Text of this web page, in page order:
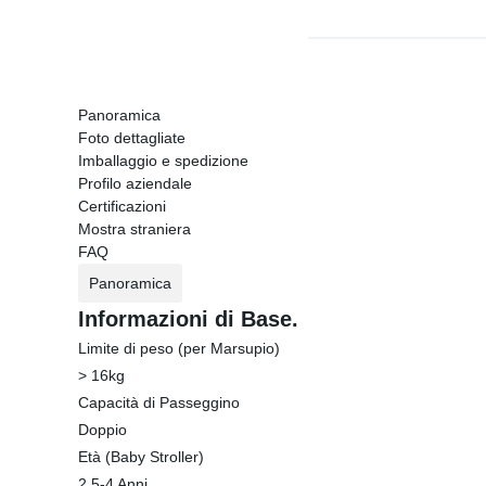
Panoramica
Foto dettagliate
Imballaggio e spedizione
Profilo aziendale
Certificazioni
Mostra straniera
FAQ
Panoramica
Informazioni di Base.
Limite di peso (per Marsupio)
> 16kg
Capacità di Passeggino
Doppio
Età (Baby Stroller)